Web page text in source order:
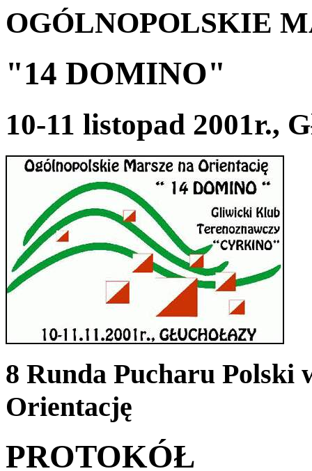
OGÓLNOPOLSKIE
"14 DOMINO"
10-11 listopad 2001r.,
8 Runda Pucharu Polski
Orientację
PROTOKÓŁ